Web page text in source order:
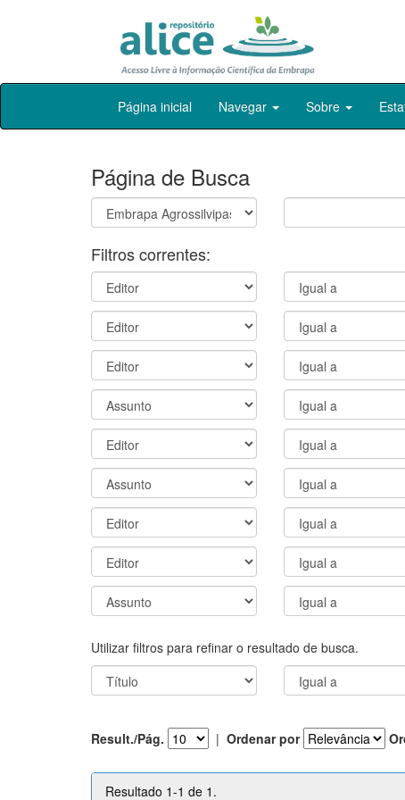
Skip
Página inicial Navegar Sobre
Página de Busca
Filtros correntes:
Utilizar filtros para refinar o resultado de busca.
Result./Pág. | Ordenar por
Resultado 1-1 de 1.